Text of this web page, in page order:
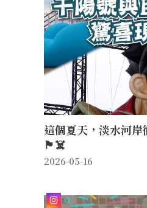
這個夏天，淡水河
🏴‍☠️
2026-05-16